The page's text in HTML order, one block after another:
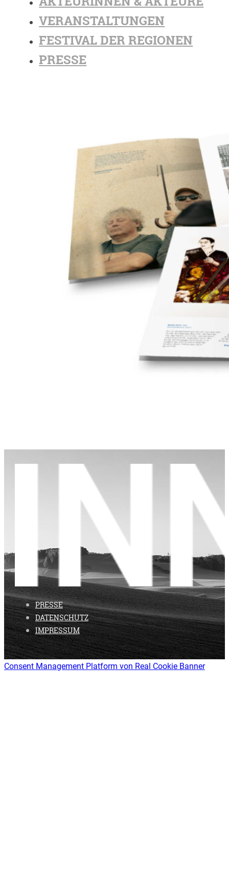
VERANSTALTUNGEN
FESTIVAL DER REGIONEN
PRESSE
PRESSE
DATENSCHUTZ
IMPRESSUM
Consent Management Platform von Real Cookie Banner